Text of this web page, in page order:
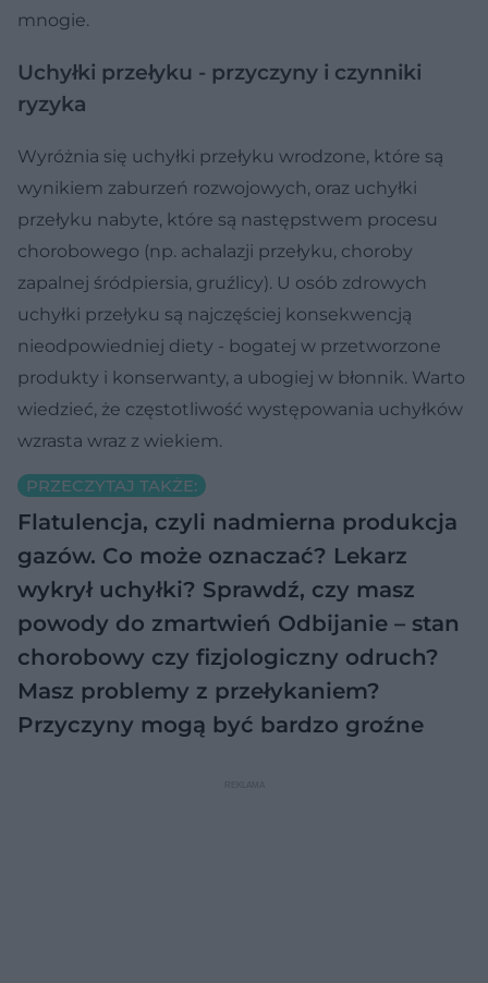
mnogie.
Uchyłki przełyku - przyczyny i czynniki
ryzyka
Wyróżnia się uchyłki przełyku wrodzone, które są
wynikiem zaburzeń rozwojowych, oraz uchyłki
przełyku nabyte, które są następstwem procesu
chorobowego (np. achalazji przełyku, choroby
zapalnej śródpiersia, gruźlicy). U osób zdrowych
uchyłki przełyku są najczęściej konsekwencją
nieodpowiedniej diety - bogatej w przetworzone
produkty i konserwanty, a ubogiej w błonnik. Warto
wiedzieć, że częstotliwość występowania uchyłków
wzrasta wraz z wiekiem.
PRZECZYTAJ TAKŻE:
Flatulencja, czyli nadmierna produkcja
gazów. Co może oznaczać? Lekarz
wykrył uchyłki? Sprawdź, czy masz
powody do zmartwień Odbijanie – stan
chorobowy czy fizjologiczny odruch?
Masz problemy z przełykaniem?
Przyczyny mogą być bardzo groźne